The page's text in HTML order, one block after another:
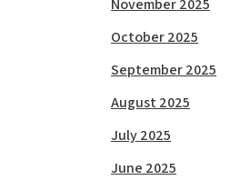
November 2025
October 2025
September 2025
August 2025
July 2025
June 2025